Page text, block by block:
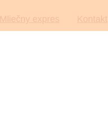
Mliečny expres Kontakt